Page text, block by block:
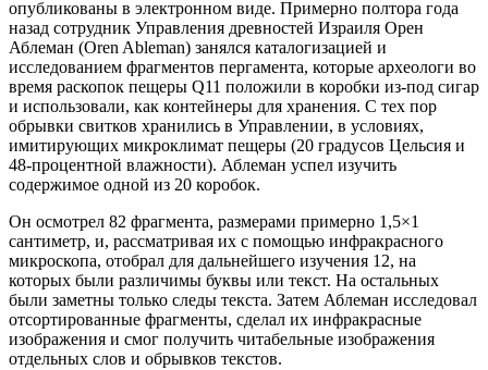
опубликованы в электронном виде. Примерно полтора года
назад сотрудник Управления древностей Израиля Орен
Аблеман (Oren Ableman) занялся каталогизацией и
исследованием фрагментов пергамента, которые археологи во
время раскопок пещеры Q11 положили в коробки из-под сигар
и использовали, как контейнеры для хранения. С тех пор
обрывки свитков хранились в Управлении, в условиях,
имитирующих микроклимат пещеры (20 градусов Цельсия и
48-процентной влажности). Аблеман успел изучить
содержимое одной из 20 коробок.
Он осмотрел 82 фрагмента, размерами примерно 1,5×1
сантиметр, и, рассматривая их с помощью инфракрасного
микроскопа, отобрал для дальнейшего изучения 12, на
которых были различимы буквы или текст. На остальных
были заметны только следы текста. Затем Аблеман исследовал
отсортированные фрагменты, сделал их инфракрасные
изображения и смог получить читабельные изображения
отдельных слов и обрывков текстов.